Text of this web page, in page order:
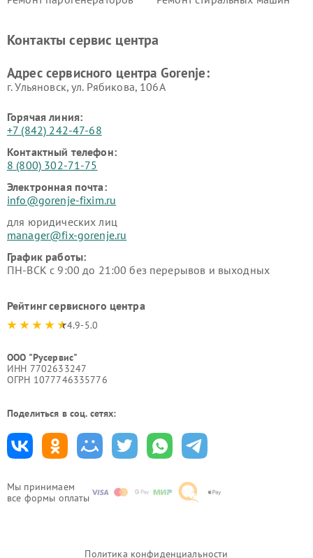
Мы принимаем
все формы оплаты
Контакты сервис центра
Адрес сервисного центра Gorenje:
г. Ульяновск, ул. Рябикова, 106А
Горячая линия:
+7 (842) 242-47-68
Контактный телефон:
8 (800) 302-71-75
Электронная почта:
info@gorenje-fixim.ru
для юридических лиц
manager@fix-gorenje.ru
График работы:
ПН-ВСК с 9:00 до 21:00 без перерывов и выходных
Рейтинг сервисного центра
4.9-5.0
ООО "Русервис"
ИНН 7702633247
ОГРН 1077746335776
Поделиться в соц. сетях:
Политика конфиденциальности